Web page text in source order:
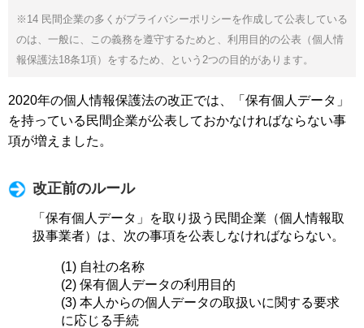
※14 民間企業の多くがプライバシーポリシーを作成して公表している
のは、一般に、この義務を遵守するためと、利用目的の公表（個人情
報保護法18条1項）をするため、という2つの目的があります。
2020年の個人情報保護法の改正では、「保有個人データ」
を持っている民間企業が公表しておかなければならない事
項が増えました。
改正前のルール
「保有個人データ」を取り扱う民間企業（個人情報取
扱事業者）は、次の事項を公表しなければならない。
(1) 自社の名称
(2) 保有個人データの利用目的
(3) 本人からの個人データの取扱いに関する要求
に応じる手続